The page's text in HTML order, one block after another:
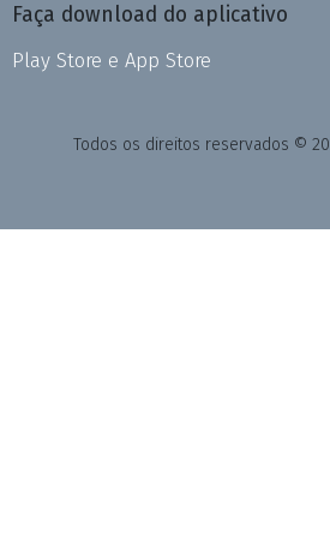
Faça download do aplicativo
Play Store e App Store
Todos os direitos reservados ©